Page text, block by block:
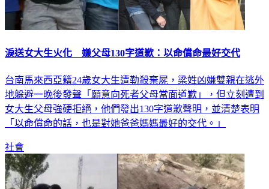
淚送女大生火化 嫌父母130字道歉：以命償命最好交代
台南馬來西亞籍24歲女大生遭勒殺棄屍，梁姓凶嫌雙親在逃外
地躲避一晚後發聲「願意向死者父母當面道歉」，但立刻遭到
女大生父母強硬拒絕，他們發出130字道歉聲明，並清楚表明
「以命償命的話，也是對她爸爸媽媽最好的交代。」
社會